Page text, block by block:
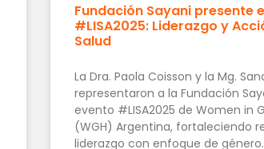
Fundación Sayani presente
#LISA2025: Liderazgo y
Salud
La Dra. Paola Coisson y la Mg.
representaron a la Fundación
evento #LISA2025 de Women in
(WGH) Argentina, fortaleciendo
liderazgo con enfoque de género.